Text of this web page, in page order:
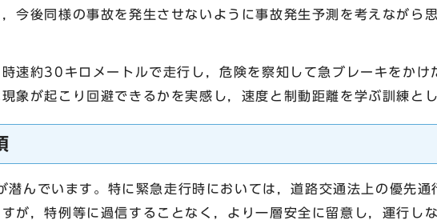
今後同様の事故を発生させないように事故発生予測を考えながら
速約30キロメートルで走行し，危険を察知して急ブレーキをかけ
象が起こり回避できるかを実感し，速度と制動距離を学ぶ訓練とし
んでいます。特に緊急走行時においては，道路交通法上の優先通
が，特例等に過信することなく，より一層安全に留意し，運行し